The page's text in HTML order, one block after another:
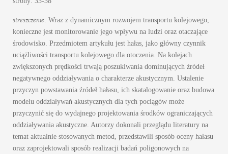
streszczenie: Wraz z dynamicznym rozwojem transportu kolejowego,
konieczne jest monitorowanie jego wpływu na ludzi oraz otaczające
środowisko. Przedmiotem artykułu jest hałas, jako główny czynnik
uciążliwości transportu kolejowego dla otoczenia. Na kolejach
zwiększonych prędkości trwają poszukiwania dominujących źródeł
negatywnego oddziaływania o charakterze akustycznym. Ustalenie
przyczyn powstawania źródeł hałasu, ich skatalogowanie oraz budowa
modelu oddziaływań akustycznych dla tych pociągów może
przyczynić się do wydajnego projektowania środków ograniczających
oddziaływania akustyczne. Autorzy dokonali przeglądu literatury na
temat aktualnie stosowanych metod, przedstawili sposób oceny hałasu
oraz zaprojektowali sposób realizacji badań poligonowych na